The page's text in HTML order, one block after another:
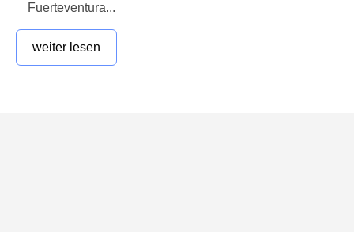
Fuerteventura...
weiter lesen